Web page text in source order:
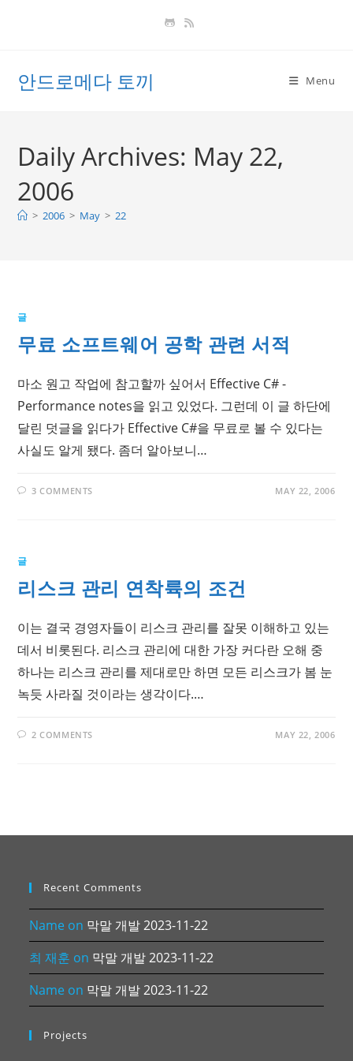
안드로메다 토끼 Menu
Daily Archives: May 22,
2006
> 2006 > May > 22
글
무료 소프트웨어 공학 관련 서적
마소 원고 작업에 참고할까 싶어서 Effective C# -
Performance notes을 읽고 있었다. 그런데 이 글 하단에
달린 덧글을 읽다가 Effective C#을 무료로 볼 수 있다는
사실도 알게 됐다. 좀더 알아보니…
3 COMMENTS MAY 22, 2006
글
리스크 관리 연착륙의 조건
이는 결국 경영자들이 리스크 관리를 잘못 이해하고 있는
데서 비롯된다. 리스크 관리에 대한 가장 커다란 오해 중
하나는 리스크 관리를 제대로만 하면 모든 리스크가 봄 눈
녹듯 사라질 것이라는 생각이다.…
2 COMMENTS MAY 22, 2006
Recent Comments
Name on 막말 개발 2023-11-22
최 재훈 on 막말 개발 2023-11-22
Name on 막말 개발 2023-11-22
Projects